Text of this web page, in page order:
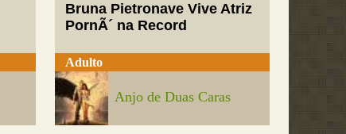
Bruna Pietronave Vive Atriz
PornÃ´ na Record
Adulto
Anjo de Duas Caras